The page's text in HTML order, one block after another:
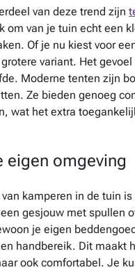
van deze trend zijn
om van je tuin echt een
Of je nu kiest voor
variant. Het gevoel
Moderne tenten zijn
Ze bieden genoeg
wat het extra
eigen omgeving
kamperen in de tuin
gesjouw met spullen
je eigen
handbereik. Dit maakt
ook comfortabel. Je